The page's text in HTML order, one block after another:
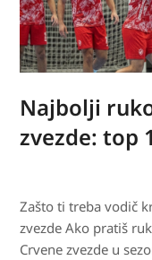
Najbolji
zvezde: top
Zašto ti treba vodič
zvezde Ako pratiš
Crvene zvezde u